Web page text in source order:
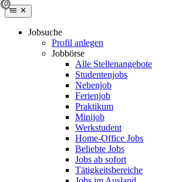
Jobsuche
Profil anlegen
Jobbörse
Alle Stellenangebote
Studentenjobs
Nebenjob
Ferienjob
Praktikum
Minijob
Werkstudent
Home-Office Jobs
Beliebte Jobs
Jobs ab sofort
Tätigkeitsbereiche